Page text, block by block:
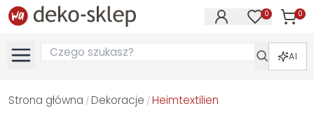
0 0
AI
Strona główna / Dekoracje /Heimtextilien